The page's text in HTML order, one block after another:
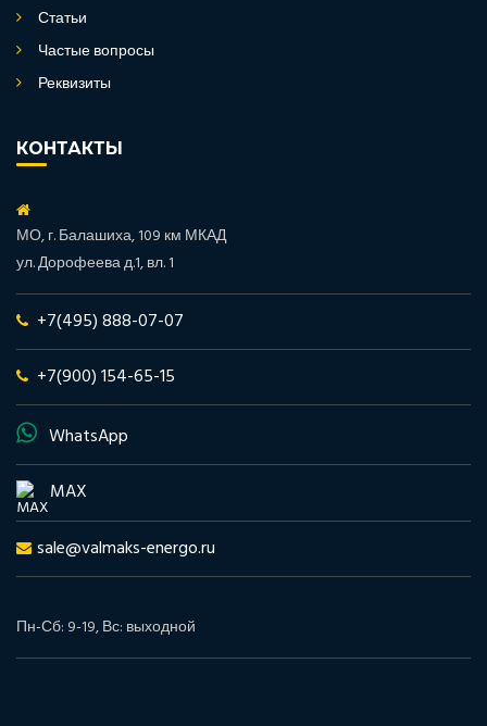
Статьи
Частые вопросы
Реквизиты
КОНТАКТЫ
МО, г. Балашиха, 109 км МКАД
ул. Дорофеева д.1, вл. 1
+7(495) 888-07-07
+7(900) 154-65-15
WhatsApp
MAX
sale@valmaks-energo.ru
Пн-Сб: 9-19, Вс: выходной